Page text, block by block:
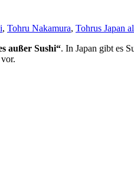
, Tohru Nakamura, Tohrus Japan
außer Sushi“. In Japan gibt es